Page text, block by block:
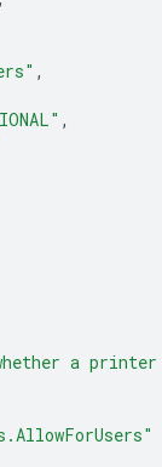
,
,
a